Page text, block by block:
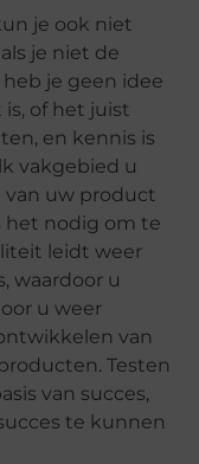
je ook niet
je niet de
je geen idee
of het juist
en kennis is
vakgebied u
uw product
het nodig om te
leidt weer
waardoor u
u weer
van
Testen
van succes,
te kunnen